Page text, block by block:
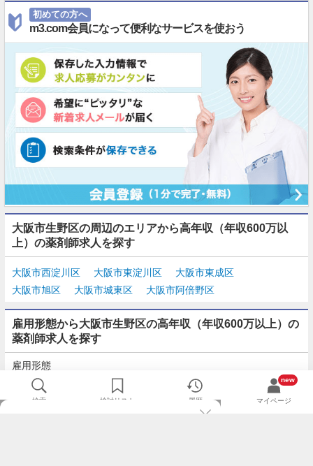
初めての方へ
m3.com会員になって便利なサービスを使おう
大阪市生野区の周辺のエリアから高年収（年収600万以
上）の薬剤師求人を探す
大阪市西淀川区 大阪市東淀川区
大阪市東成区
大阪市旭区
大阪市城東区 大阪市阿倍野区
雇用形態から大阪市生野区の高年収（年収600万以上）の
薬剤師求人を探す
雇用形態
正社員
派遣 パート・アルバイト
検索 検討リスト 履歴
new
マイページ